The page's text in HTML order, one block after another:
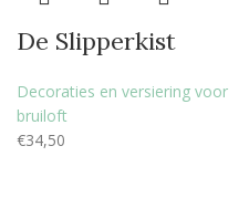
De Slipperkist
Decoraties en versiering voor
bruiloft
€34,50